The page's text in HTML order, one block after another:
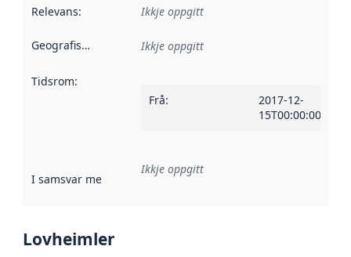
Relevans: Ikkje oppgitt
Geografisk område Ikkje oppgitt
Tidsrom:
Frå:
2017-12-
15T00:00:00Z
I samsvar med Referanse til ei implementeringsregel eller
Ikkje oppgitt
Lovheimler